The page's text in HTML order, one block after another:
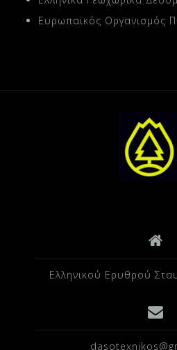
Ευρωπαϊκός Οργανισμός
Ελληνικού Ερυθρού